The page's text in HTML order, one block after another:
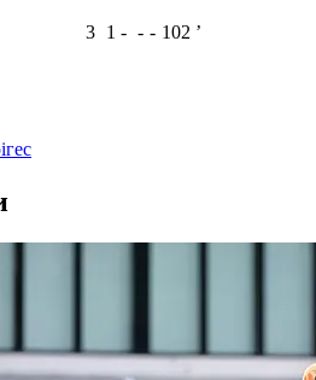
3 1 - - - 102 ʼ